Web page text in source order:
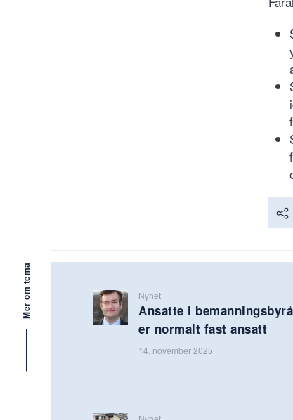
Nyhet
Ansatte i
er normalt fast ansatt
14. november 2025
Mer om tema